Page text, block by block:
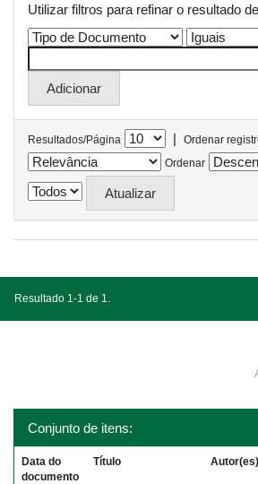
Utilizar filtros para refinar o resultado
Resultados/Página |
Ordenar
Ordenar
Resultado 1-1 de 1.
Conjunto de itens:
Data do
documento
Título Autor(es)